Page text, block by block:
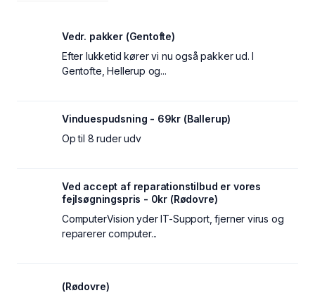
Vedr. pakker (Gentofte)
Efter lukketid kører vi nu også pakker ud. I
Gentofte, Hellerup og...
Vinduespudsning - 69kr (Ballerup)
Op til 8 ruder udv
Ved accept af reparationstilbud er vores
fejlsøgningspris - 0kr (Rødovre)
ComputerVision yder IT-Support, fjerner virus og
reparerer computer...
(Rødovre)